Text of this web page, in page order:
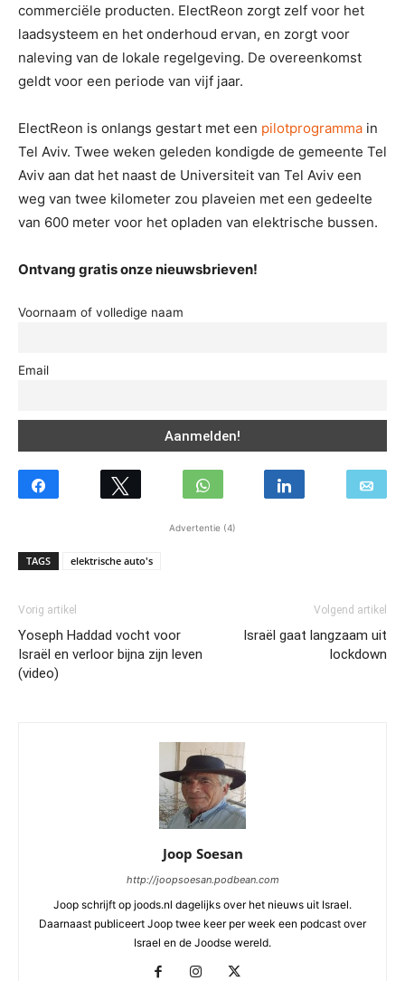
commerciële producten. ElectReon zorgt zelf voor het
laadsysteem en het onderhoud ervan, en zorgt voor
naleving van de lokale regelgeving. De overeenkomst
geldt voor een periode van vijf jaar.
ElectReon is onlangs gestart met een pilotprogramma in
Tel Aviv. Twee weken geleden kondigde de gemeente Tel
Aviv aan dat het naast de Universiteit van Tel Aviv een
weg van twee kilometer zou plaveien met een gedeelte
van 600 meter voor het opladen van elektrische bussen.
Ontvang gratis onze nieuwsbrieven!
Voornaam of volledige naam
Email
Advertentie (4)
TAGS elektrische auto's
Vorig artikel
Yoseph Haddad vocht voor
Israël en verloor bijna zijn leven
(video)
Volgend artikel
Israël gaat langzaam uit
lockdown
Joop Soesan
http://joopsoesan.podbean.com
Joop schrijft op joods.nl dagelijks over het nieuws uit Israel.
Daarnaast publiceert Joop twee keer per week een podcast over
Israel en de Joodse wereld.